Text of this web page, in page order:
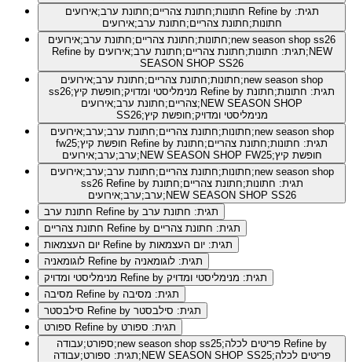
Refine by תגית:
חתונות;חתונת צהריים;חתונת ערב;אירועים
חתונות;חתונת צהריים;חתונת ערב;אירועים;new season shop ss26
Refine by תגית: חתונות;חתונת צהריים;חתונת ערב;אירועים;NEW
SEASON SHOP SS26
חתונות;חתונת צהריים;חתונת ערב;אירועים;new season shop
Refine by תגית: חתונות;חתונת
צהריים;חתונת ערב;אירועים;NEW SEASON SHOP
SS26;מנימליסטי ומדויק;חופשת קיץ
חתונות;חתונת צהריים;חתונת ערב;ערב;אירועים;new season shop
Refine by תגית: חתונות;חתונת צהריים;חתונת
ערב;ערב;אירועים;NEW SEASON SHOP FW25;חופשת קיץ
חתונות;חתונת צהריים;חתונת ערב;ערב;אירועים;new season shop
ss26 Refine by תגית: חתונות;חתונת צהריים;חתונת
ערב;ערב;אירועים;NEW SEASON SHOP SS26
Refine by תגית: חתונת ערב
Refine by תגית: חתונת צהריים
Refine by תגית: יום העצמאות
Refine by תגית: לוגומאניה
Refine by תגית: מנימליסטי ומדויק
Refine by תגית: מסיבה
Refine by תגית: סילבסטר
Refine by תגית: ספורט
Refine by
תגית: ספורט;עבודה;NEW SEASON SHOP SS25;פריטים לכלה